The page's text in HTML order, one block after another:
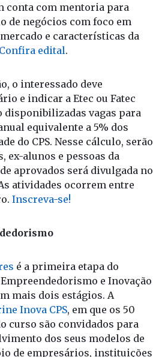
conta com mentoria para
de negócios com foco em
e características da
Confira edital.
o interessado deve
e indicar a Etec ou Fatec
disponibilizadas vagas para
equivalente a 5% dos
do CPS. Nesse cálculo, serão
ex-alunos e pessoas da
aprovados será divulgada no
atividades ocorrem entre
Inscreva-se!
é a primeira etapa do
e Inovação
mais dois estágios. A
Inova CPS, em que os 50
curso são convidados para
dos seus modelos de
de empresários, instituições